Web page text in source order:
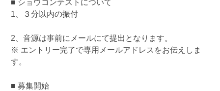
■ ショウコンテストについて
1、３分以内の振付
2、音源は事前にメールにて提出となります。
※ エントリー完了で専用メールアドレスをお伝えしま
す。
■ 募集開始